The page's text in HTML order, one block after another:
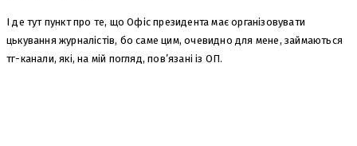
І де тут пункт про те, що Офіс президента має організовувати
цькування журналістів, бо саме цим, очевидно для мене, займаються
тг-канали, які, на мій погляд, пов’язані із ОП.